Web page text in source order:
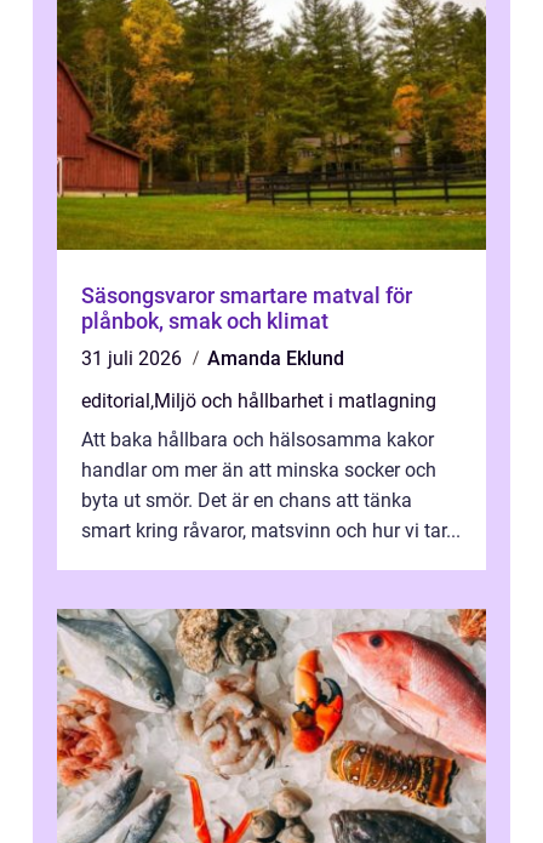
Säsongsvaror smartare matval för
plånbok, smak och klimat
31 juli 2026
Amanda Eklund
editorial,Miljö och hållbarhet i matlagning
Att baka hållbara och hälsosamma kakor
handlar om mer än att minska socker och
byta ut smör. Det är en chans att tänka
smart kring råvaror, matsvinn och hur vi tar...